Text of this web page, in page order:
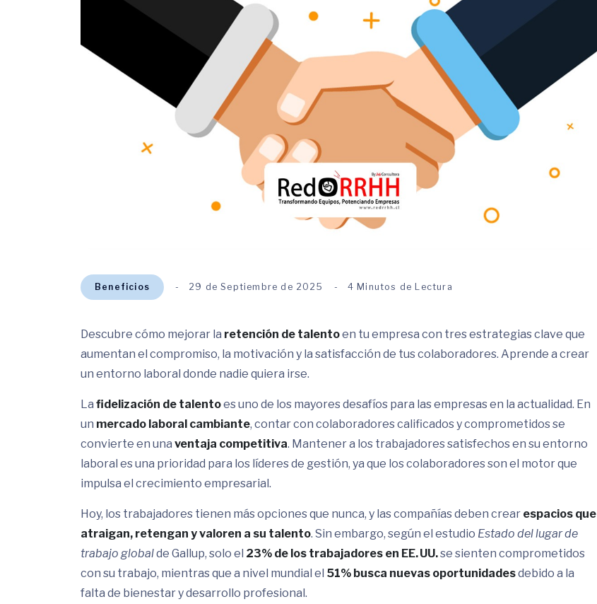
Beneficios 29 de Septiembre de 2025 4 Minutos de Lectura
Descubre cómo mejorar la retención de talentoen tu empresa con tres estrategias clave que
aumentan el compromiso, la motivación y la satisfacción de tus colaboradores. Aprende a crear
un entorno laboral donde nadie quiera irse.
La fidelización de talentoes uno de los mayores desafíos para las empresas en la actualidad. En
un mercado laboral cambiante, contar con colaboradores calificados y comprometidos se
convierte en una ventaja competitiva. Mantener a los trabajadores satisfechos en su entorno
laboral es una prioridad para los líderes de gestión, ya que los colaboradores son el motor que
impulsa el crecimiento empresarial.
Hoy, los trabajadores tienen más opciones que nunca, y las compañías deben crear espacios que
atraigan, retengan y valoren a su talento. Sin embargo, según el estudio Estado del lugar de
trabajo globalde Gallup, solo el 23% de los trabajadores en EE. UU.se sienten comprometidos
con su trabajo, mientras que a nivel mundial el 51% busca nuevas oportunidadesdebido a la
falta de bienestar y desarrollo profesional.